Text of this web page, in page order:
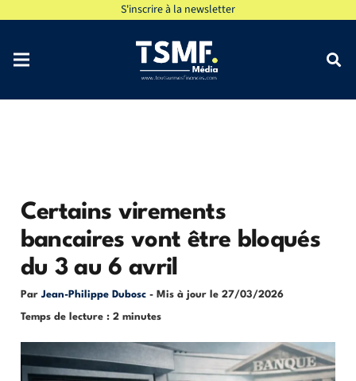
S'inscrire à la newsletter
Certains virements
bancaires vont être bloqués
du 3 au 6 avril
Par Jean-Philippe Dubosc - Mis à jour le 27/03/2026
Temps de lecture : 2 minutes